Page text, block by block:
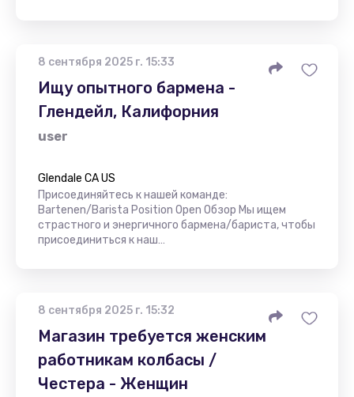
8 сентября 2025 г. 15:33
Ищу опытного бармена -
Глендейл, Калифорния
user
Glendale CA US
Присоединяйтесь к нашей команде:
Bartenen/Barista Position Open Обзор Мы ищем
страстного и энергичного бармена/бариста, чтобы
присоединиться к наш…
8 сентября 2025 г. 15:32
Магазин требуется женским
работникам колбасы /
Честера - Женщин